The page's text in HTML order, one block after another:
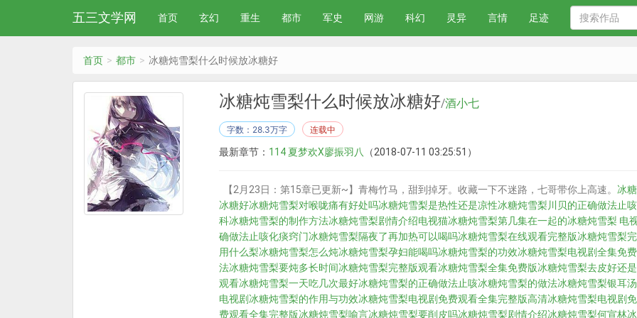
五三文学网 首页 玄幻 重生 都市 军史 网游 科幻 灵异 言情 足迹
首页 都市 冰糖炖雪梨什么时候放冰糖好
冰糖炖雪梨什么时候放冰糖好/酒小七
字数：28.3万字 连载中
最新章节： 114 夏梦欢X廖振羽八 （2018-07-11 03:25:51）
【2月23日：第15章已更新~】青梅竹马，甜到掉牙。收藏一下不迷路，七哥带你上高速。 冰
冰糖好冰糖炖雪梨对喉咙痛有好处吗冰糖炖雪梨是热性还是凉性冰糖炖雪梨川贝的正确做法止咳
科冰糖炖雪梨的制作方法冰糖炖雪梨剧情介绍电视猫冰糖炖雪梨第几集在一起的冰糖炖雪梨 电
确做法止咳化痰窍门冰糖炖雪梨隔夜了再加热可以喝吗冰糖炖雪梨在线观看完整版冰糖炖雪梨
用什么梨冰糖炖雪梨怎么炖冰糖炖雪梨孕妇能喝吗冰糖炖雪梨的功效冰糖炖雪梨电视剧全集免
法冰糖炖雪梨要炖多长时间冰糖炖雪梨完整版观看冰糖炖雪梨全集免费版冰糖炖雪梨去皮好还
观看冰糖炖雪梨一天吃几次最好冰糖炖雪梨的正确做法止咳冰糖炖雪梨的做法冰糖炖雪梨银耳
电视剧 冰糖炖雪梨的作用与功效冰糖炖雪梨电视剧免费观看全集完整版高清冰糖炖雪梨电视剧
费观看全集完整版冰糖炖雪梨喻言冰糖炖雪梨要削皮吗冰糖炖雪梨剧情介绍冰糖炖雪梨何宣林